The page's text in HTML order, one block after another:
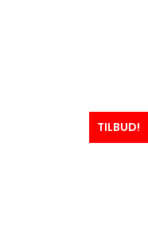
TILBUD!